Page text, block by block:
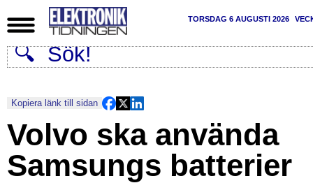
TORSDAG 6 AUGUSTI 2026
Kopiera länk till sidan
Volvo ska använda
Samsungs batterier